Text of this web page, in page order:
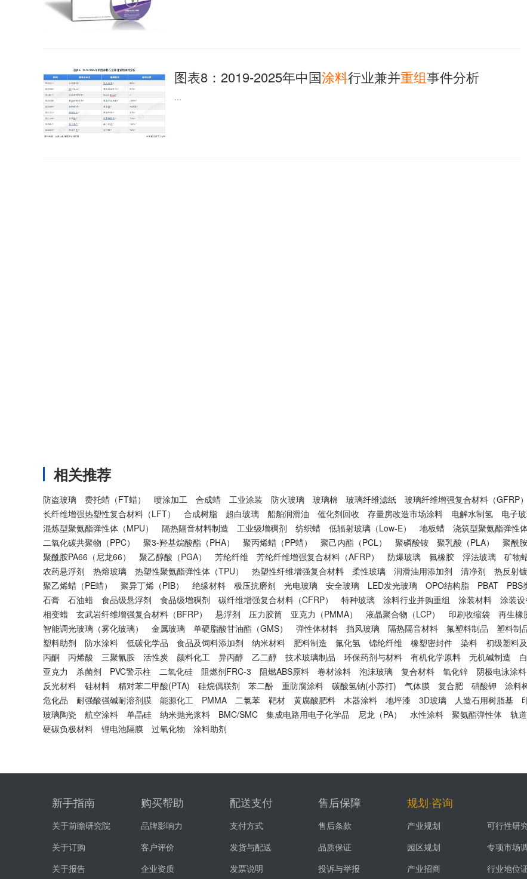
图表8：2019-2025年中国涂料行业兼并重组事件分析
...
相关推荐
防盗玻璃 费托蜡（FT蜡） 喷涂加工 合成蜡 工业涂装 防火玻璃 玻璃棉 玻璃纤维滤纸 玻璃纤维增强复合材料（GFRP）
长纤维增强热塑性复合材料（LFT）
合成树脂 超白玻璃 船舶润滑油 催化剂回收 存量房改造市场涂料 电解水制氢 电子
混炼型聚氨酯弹性体（MPU）
隔热隔音材料制造 工业级增稠剂 纺织蜡 低辐射玻璃（Low-E） 地板蜡 浇筑型聚氨酯弹性体
二氧化碳共聚物（PPC）
聚3-羟基烷酸酯（PHA） 聚丙烯蜡（PP蜡） 聚己内酯（PCL） 聚磷酸铵 聚乳酸（PLA） 聚酰
聚酰胺PA66（尼龙66）
聚乙醇酸（PGA） 芳纶纤维 芳纶纤维增强复合材料（AFRP） 防爆玻璃 氟橡胶 浮法玻璃 矿物
农药悬浮剂
热熔玻璃 热塑性聚氨酯弹性体（TPU） 热塑性纤维增强复合材料 柔性玻璃 润滑油用添加剂 清净剂 热反射
聚乙烯蜡（PE蜡）
聚异丁烯（PIB） 绝缘材料 极压抗磨剂 光电玻璃 安全玻璃 LED发光玻璃 OPO结构脂 PBAT PBS
石膏
石油蜡 食品级悬浮剂 食品级增稠剂 碳纤维增强复合材料（CFRP） 特种玻璃 涂料行业并购重组 涂装材料 涂装设
相变蜡
玄武岩纤维增强复合材料（BFRP） 悬浮剂 压力胶筒 亚克力（PMMA） 液晶聚合物（LCP） 印刷收缩袋 再生橡
智能调光玻璃（雾化玻璃）
金属玻璃 单硬脂酸甘油酯（GMS） 弹性体材料 挡风玻璃 隔热隔音材料 氟塑料制品 塑料制
塑料助剂
防水涂料 低碳化学品 食品及饲料添加剂 纳米材料 肥料制造 氟化氢 锦纶纤维 橡塑密封件 染料 初级塑料
丙酮
丙烯酸 三聚氰胺 活性炭 颜料化工 异丙醇 乙二醇 技术玻璃制品 环保药剂与材料 有机化学原料 无机碱制造
亚克力
杀菌剂 PVC警示柱 二氧化硅 阻燃剂FRC-3 阻燃ABS原料 卷材涂料 泡沫玻璃 复合材料 氧化锌 阴极电泳涂料
反光材料
硅材料 精对苯二甲酸(PTA) 硅烷偶联剂 苯二酚 重防腐涂料 碳酸氢钠(小苏打) 气体膜 复合肥 硝酸钾 涂料
危化品
耐强酸强碱耐溶剂膜 能源化工 PMMA 二氯苯 靶材 黄腐酸肥料 木器涂料 地坪漆 3D玻璃 人造石用树脂基
玻璃陶瓷
航空涂料 单晶硅 纳米抛光浆料 BMC/SMC 集成电路用电子化学品 尼龙（PA） 水性涂料 聚氨酯弹性体 轨
硬碳负极材料
锂电池隔膜 过氧化物 涂料助剂
新手指南
关于前瞻研究院
关于订购
关于报告
购买帮助
品牌影响力
客户评价
企业资质
配送支付
支付方式
发货与配送
发票说明
售后保障
售后条款
品质保证
投诉与举报
规划·咨询
产业规划
可行性研
园区规划
专项市场
产业招商
行业地位